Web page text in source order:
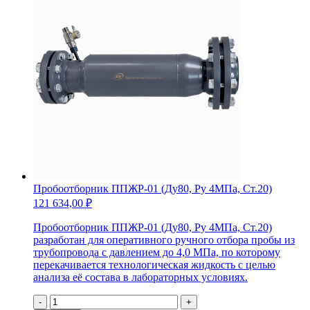
Пробоотборник ППЖР-01 (Ду80, Ру 4МПа, Ст.20)
121 634,00 ₽
Пробоотборник ППЖР-01 (Ду80, Ру 4МПа, Ст.20)
разработан для оперативного ручного отбора пробы из
трубопровода с давлением до 4,0 МПа, по которому
перекачивается технологическая жидкость с целью
анализа её состава в лабораторных условиях.
-
Количество
+